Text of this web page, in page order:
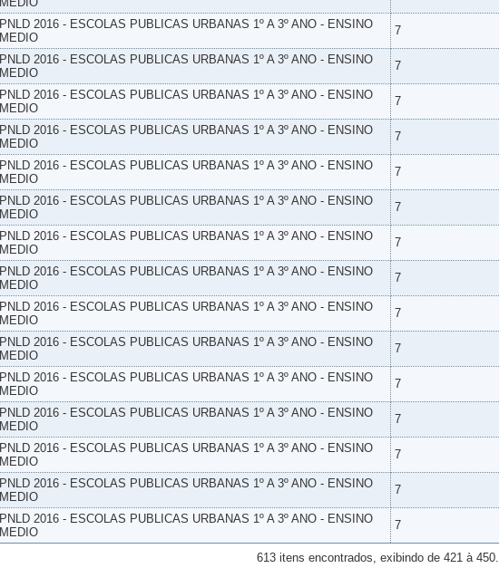
PNLD 2016 - ESCOLAS PUBLICAS URBANAS 1º A 3º ANO - ENSINO
MEDIO
7
PNLD 2016 - ESCOLAS PUBLICAS URBANAS 1º A 3º ANO - ENSINO
MEDIO
7
PNLD 2016 - ESCOLAS PUBLICAS URBANAS 1º A 3º ANO - ENSINO
MEDIO
7
PNLD 2016 - ESCOLAS PUBLICAS URBANAS 1º A 3º ANO - ENSINO
MEDIO
7
PNLD 2016 - ESCOLAS PUBLICAS URBANAS 1º A 3º ANO - ENSINO
MEDIO
7
PNLD 2016 - ESCOLAS PUBLICAS URBANAS 1º A 3º ANO - ENSINO
MEDIO
7
PNLD 2016 - ESCOLAS PUBLICAS URBANAS 1º A 3º ANO - ENSINO
MEDIO
7
PNLD 2016 - ESCOLAS PUBLICAS URBANAS 1º A 3º ANO - ENSINO
MEDIO
7
PNLD 2016 - ESCOLAS PUBLICAS URBANAS 1º A 3º ANO - ENSINO
MEDIO
7
PNLD 2016 - ESCOLAS PUBLICAS URBANAS 1º A 3º ANO - ENSINO
MEDIO
7
PNLD 2016 - ESCOLAS PUBLICAS URBANAS 1º A 3º ANO - ENSINO
MEDIO
7
PNLD 2016 - ESCOLAS PUBLICAS URBANAS 1º A 3º ANO - ENSINO
MEDIO
7
PNLD 2016 - ESCOLAS PUBLICAS URBANAS 1º A 3º ANO - ENSINO
MEDIO
7
PNLD 2016 - ESCOLAS PUBLICAS URBANAS 1º A 3º ANO - ENSINO
MEDIO
7
PNLD 2016 - ESCOLAS PUBLICAS URBANAS 1º A 3º ANO - ENSINO
MEDIO
7
613 itens encontrados, exibindo de 421 à 450.